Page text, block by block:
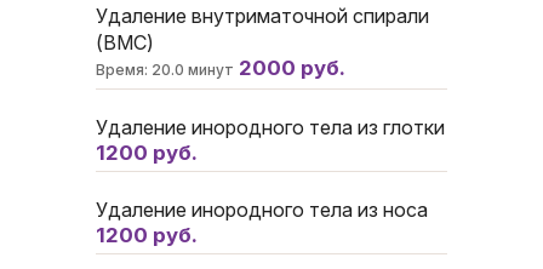
Удаление внутриматочной спирали
(ВМС)
Время: 20.0 минут 2000 руб.
Удаление инородного тела из глотки
1200 руб.
Удаление инородного тела из носа
1200 руб.